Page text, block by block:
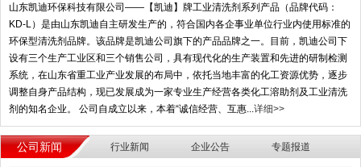
山东凯迪环保科技有限公司——【凯迪】牌工业清洗剂系列产品（品牌代码：
KD-L）是由山东凯迪自主研发生产的，符合国内各企事业单位行业内使用标准的
环保型清洗剂品牌。该品牌是凯迪公司旗下的产品品牌之一。目前，凯迪公司下
设有三个生产工业区和三个销售公司，具有现代化的生产装置和先进的研制检测
系统，在山东省重工业产业发展的布局中，依托当地丰富的化工资源优势，逐步
调整自身产品结构，现已发展成为一家专业生产经营各类化工溶助剂及工业清洗
剂的知名企业。 公司自成立以来，本着“诚信经营、互惠... 详细>>
公司新闻 行业新闻 企业公告 专题报道